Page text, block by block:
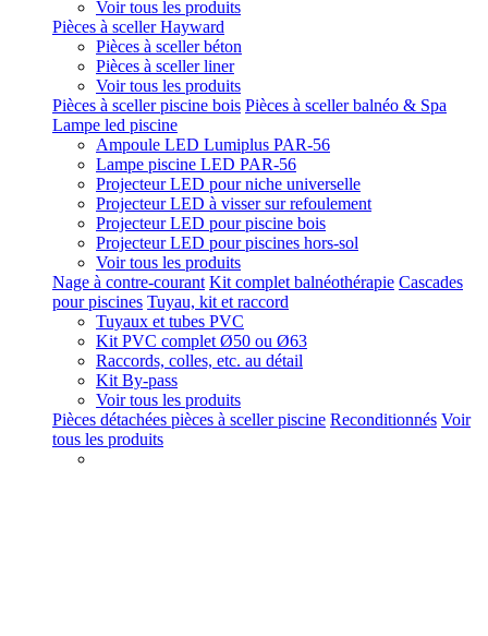
Voir tous les produits
Pièces à sceller Hayward
Pièces à sceller béton
Pièces à sceller liner
Voir tous les produits
Pièces à sceller piscine bois Pièces à sceller balnéo & Spa
Lampe led piscine
Ampoule LED Lumiplus PAR-56
Lampe piscine LED PAR-56
Projecteur LED pour niche universelle
Projecteur LED à visser sur refoulement
Projecteur LED pour piscine bois
Projecteur LED pour piscines hors-sol
Voir tous les produits
Nage à contre-courant Kit complet balnéothérapie Cascades
pour piscines Tuyau, kit et raccord
Tuyaux et tubes PVC
Kit PVC complet Ø50 ou Ø63
Raccords, colles, etc. au détail
Kit By-pass
Voir tous les produits
Pièces détachées pièces à sceller piscine Reconditionnés Voir
tous les produits